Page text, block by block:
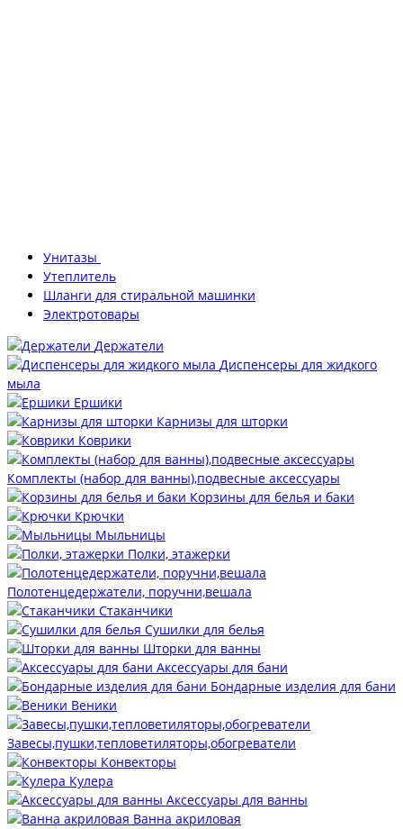
Унитазы
Утеплитель
Шланги для стиральной машинки
Электротовары
Держатели
Диспенсеры для жидкого
мыла
Ершики
Карнизы для шторки
Коврики
Комплекты (набор для ванны),подвесные аксессуары
Корзины для белья и баки
Крючки
Мыльницы
Полки, этажерки
Полотенцедержатели, поручни,вешала
Стаканчики
Сушилки для белья
Шторки для ванны
Аксессуары для бани
Бондарные изделия для бани
Веники
Завесы,пушки,тепловетиляторы,обогреватели
Конвекторы
Кулера
Аксессуары для ванны
Ванна акриловая